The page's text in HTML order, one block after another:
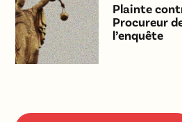
Plainte
Procureur
l’enquête